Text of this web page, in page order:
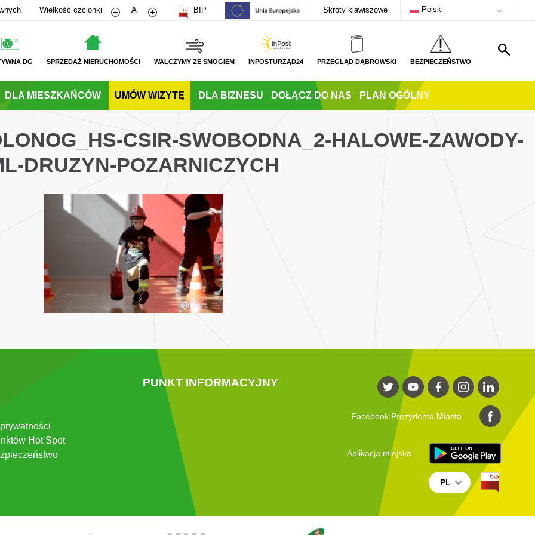
Wielkość czcionki Zmniejsz rozmiar czcionki
A Zwiększ rozmiar czcionki
BIP Skróty klawiszowe Polski
DG SPRZEDAŻ NIERUCHOMOŚCI WALCZYMY ZE SMOGIEM INPOSTURZĄD24 PRZEGLĄD DĄBROWSKI BEZPIECZEŃSTWO
DLA MIESZKAŃCÓW UMÓW WIZYTĘ DLA BIZNESU DOŁĄCZ DO NAS PLAN OGÓLNY
CSIR-SWOBODNA_2-HALOWE-ZAWODY-
DRUZYN-POZARNICZYCH
Hot Spot
PUNKT INFORMACYJNY
Facebook Prezydenta Miasta
Aplikacja miejska
PL